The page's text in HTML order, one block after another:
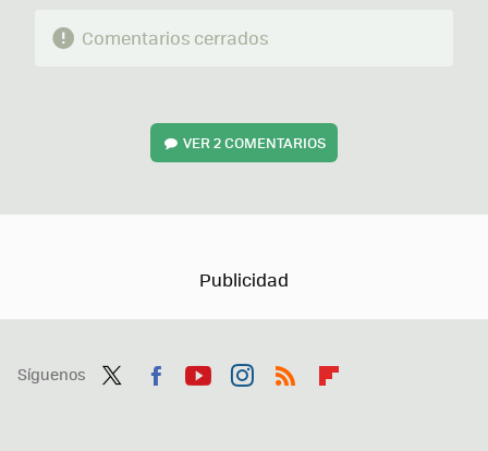
Comentarios cerrados
VER2 COMENTARIOS
Síguenos